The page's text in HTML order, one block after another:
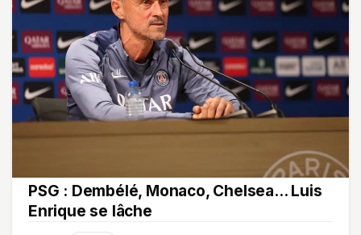
PSG : Dembélé, Monaco, Chelsea... Luis
Enrique se lâche